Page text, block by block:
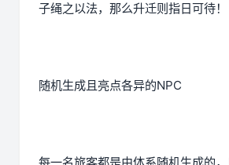
子绳之以法，那么升迁则指日可待！
随机生成且亮点各异的NPC